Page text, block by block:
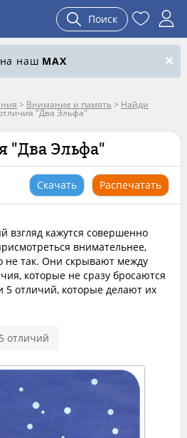
Поиск
наш MAX
> Внимание и память> Найди
"Два Эльфа"
"Два Эльфа"
Скачать Распечатать
взгляд кажутся совершенно
внимательнее,
не так. Они скрывают между
которые не сразу бросаются
5 отличий, которые делают их
5 отличий